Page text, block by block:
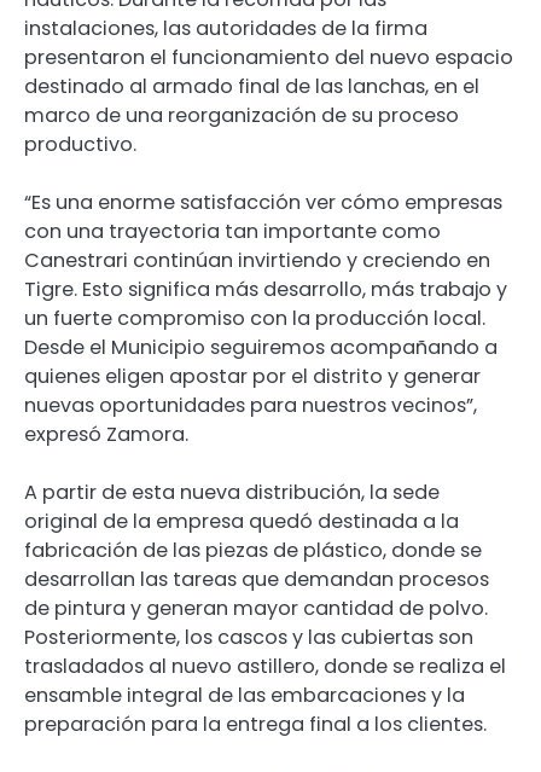
instalaciones, las autoridades de la firma
presentaron el funcionamiento del nuevo espacio
destinado al armado final de las lanchas, en el
marco de una reorganización de su proceso
productivo.
“Es una enorme satisfacción ver cómo empresas
con una trayectoria tan importante como
Canestrari continúan invirtiendo y creciendo en
Tigre. Esto significa más desarrollo, más trabajo y
un fuerte compromiso con la producción local.
Desde el Municipio seguiremos acompañando a
quienes eligen apostar por el distrito y generar
nuevas oportunidades para nuestros vecinos”,
expresó Zamora.
A partir de esta nueva distribución, la sede
original de la empresa quedó destinada a la
fabricación de las piezas de plástico, donde se
desarrollan las tareas que demandan procesos
de pintura y generan mayor cantidad de polvo.
Posteriormente, los cascos y las cubiertas son
trasladados al nuevo astillero, donde se realiza el
ensamble integral de las embarcaciones y la
preparación para la entrega final a los clientes.